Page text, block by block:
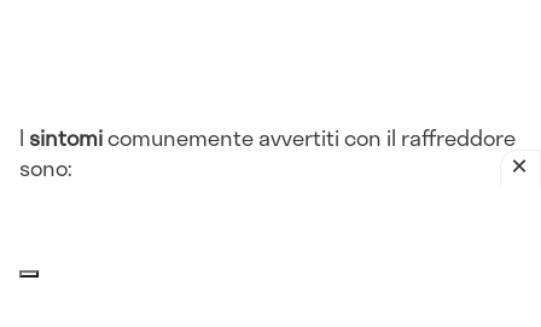
I sintomicomunemente avvertiti con il raffreddore
sono: